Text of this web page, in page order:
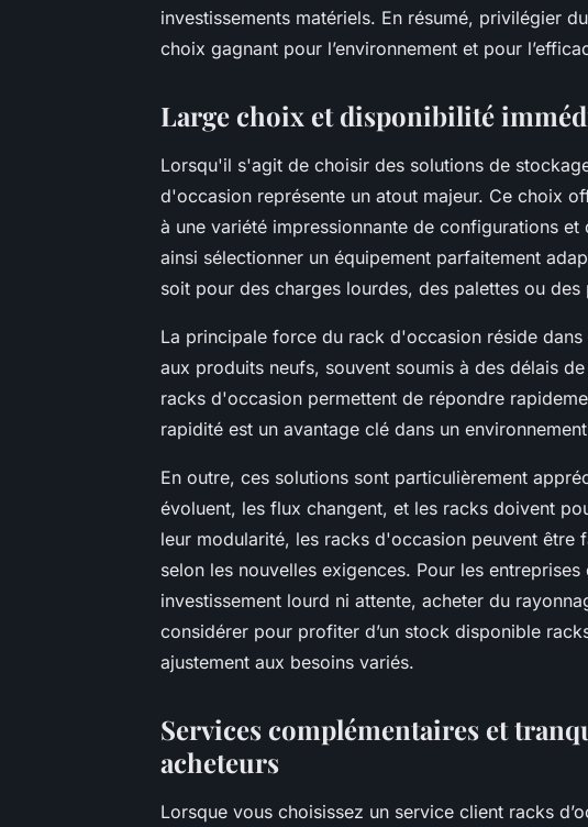
investissements matériels. En résumé, privilégier
choix gagnant pour l’environnement et pour
Large choix et disponibilité
Lorsqu'il s'agit de choisir des solutions de
d'occasion représente un atout majeur. Ce choix
à une variété impressionnante de configurations
ainsi sélectionner un équipement parfaitement
soit pour des charges lourdes, des palettes ou
La principale force du rack d'occasion réside
aux produits neufs, souvent soumis à des délais
racks d'occasion permettent de répondre
rapidité est un avantage clé dans un
En outre, ces solutions sont particulièrement
évoluent, les flux changent, et les racks doivent
leur modularité, les racks d'occasion peuvent être
selon les nouvelles exigences. Pour les
investissement lourd ni attente, acheter du
considérer pour profiter d’un stock disponible
ajustement aux besoins variés.
Services complémentaires et
acheteurs
Lorsque vous choisissez un service client racks